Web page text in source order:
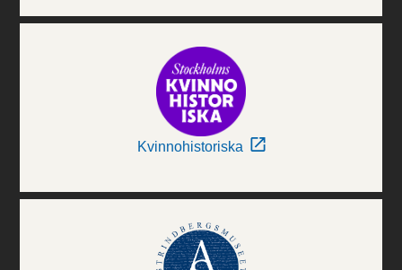
Kvinnohistoriska